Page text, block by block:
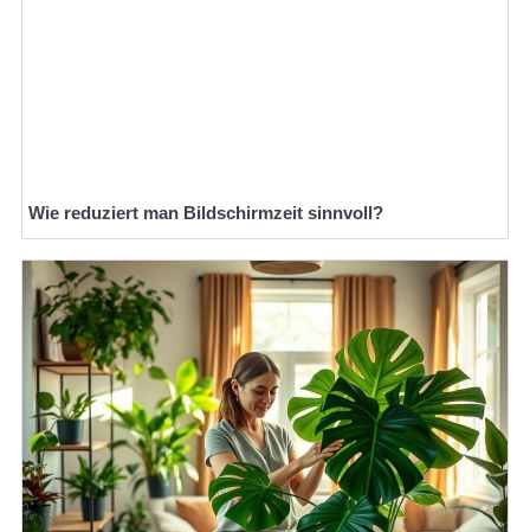
Wie reduziert man Bildschirmzeit sinnvoll?